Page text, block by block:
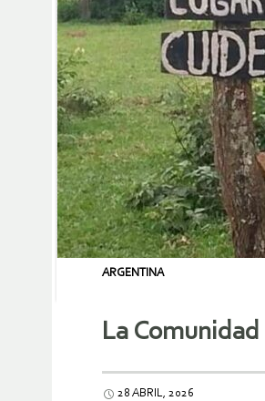
ARGENTINA
La
28 ABRIL, 2026